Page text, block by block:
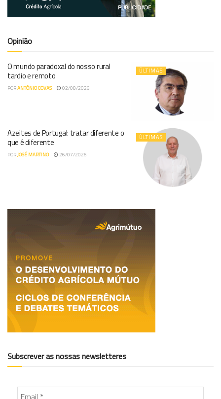
Opinião
ÚLTIMAS
O mundo paradoxal do nosso rural
tardio e remoto
PORANTÓNIO COVAS 02/08/2026
ÚLTIMAS
Azeites de Portugal: tratar diferente o
que é diferente
PORJOSÉ MARTINO 26/07/2026
Subscrever as nossas newsletteres